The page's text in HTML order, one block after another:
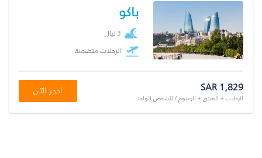
باكو
3 ليال
الرحلات متضمنة
SAR 1,829
الرحلات + الفندق + الرسوم / للشخص الواحد
احجز الآن